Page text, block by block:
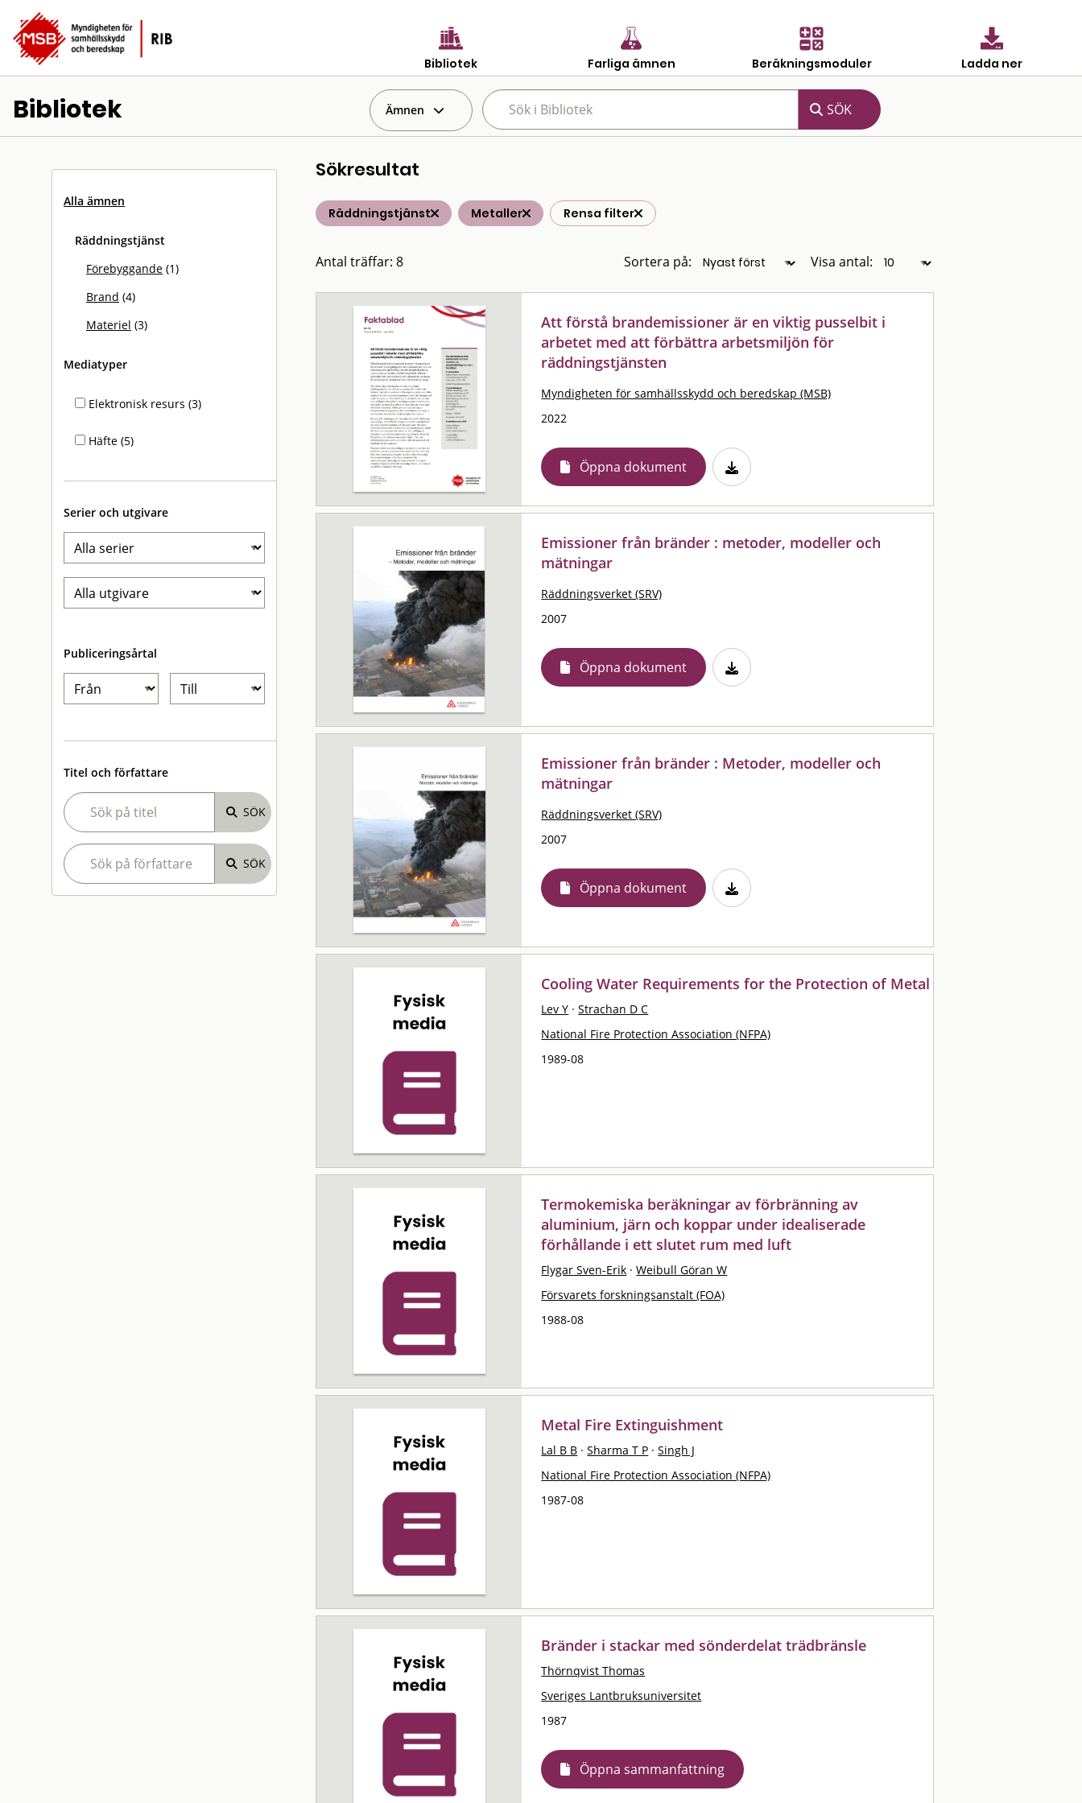
Bibliotek Farliga ämnen Beräkningsmoduler Ladda ner
Bibliotek Ämnen
Alla ämnen
Räddningstjänst
Förebyggande (1)
Brand (4)
Materiel (3)
Mediatyper
Elektronisk resurs (3)
Häfte (5)
Serier och utgivare
Publiceringsårtal
Titel och författare
Sökresultat
Räddningstjänst Metaller Rensa filter
Antal träffar: 8 Sortera på: Visa antal:
Att förstå brandemissioner är en viktig pusselbit i
arbetet med att förbättra arbetsmiljön för
räddningstjänsten
Myndigheten för samhällsskydd och beredskap (MSB)
2022
Öppna dokument
Emissioner från bränder : metoder, modeller och
mätningar
Räddningsverket (SRV)
2007
Öppna dokument
Emissioner från bränder : Metoder, modeller och
mätningar
Räddningsverket (SRV)
2007
Öppna dokument
Cooling Water Requirements for the Protection of Metal
Lev Y · Strachan D C
National Fire Protection Association (NFPA)
1989-08
Termokemiska beräkningar av förbränning av
aluminium, järn och koppar under idealiserade
förhållande i ett slutet rum med luft
Flygar Sven-Erik · Weibull Göran W
Försvarets forskningsanstalt (FOA)
1988-08
Metal Fire Extinguishment
Lal B B · Sharma T P · Singh J
National Fire Protection Association (NFPA)
1987-08
Bränder i stackar med sönderdelat trädbränsle
Thörnqvist Thomas
Sveriges Lantbruksuniversitet
1987
Öppna sammanfattning